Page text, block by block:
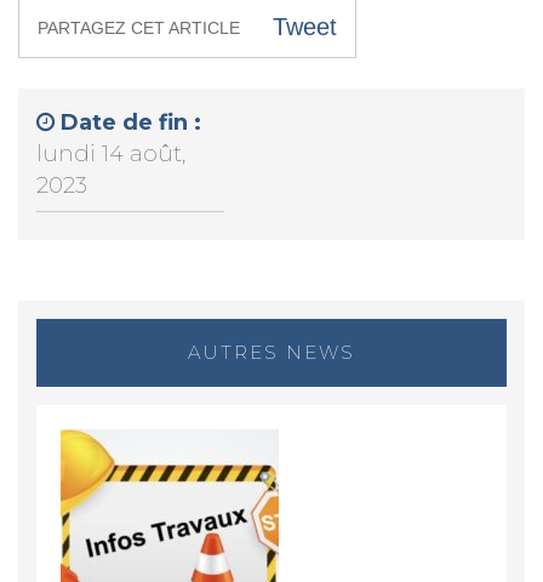
PARTAGEZ CET ARTICLE Tweet
Date de fin :
lundi 14 août,
2023
AUTRES NEWS